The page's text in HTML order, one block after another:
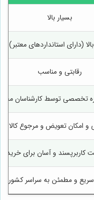
بسیار بالا
(دارای استانداردهای معتبر)
رقابتی و مناسب
تخصصی توسط کارشناسان
و امکان تعویض و مرجوع کالا
کاربرپسند و آسان برای خرید
سریع و مطمئن به سراسر کشور